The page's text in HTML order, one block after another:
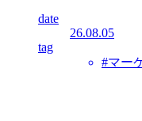
date
26.08.05
tag
#マー